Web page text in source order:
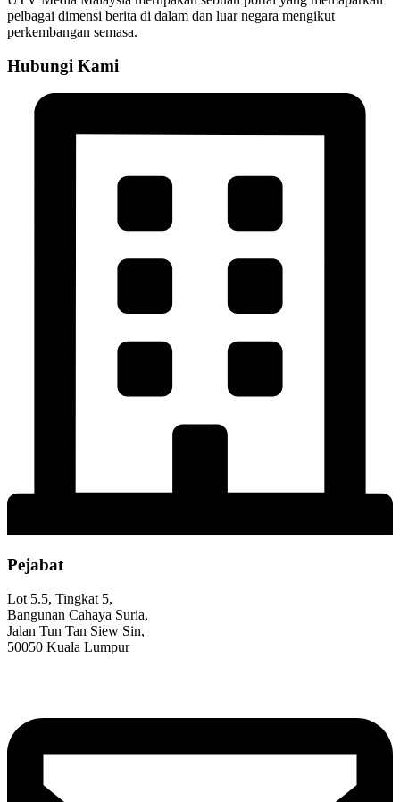
pelbagai dimensi berita di dalam dan luar negara mengikut
perkembangan semasa.
Hubungi Kami
Pejabat
Lot 5.5, Tingkat 5,
Bangunan Cahaya Suria,
Jalan Tun Tan Siew Sin,
50050 Kuala Lumpur